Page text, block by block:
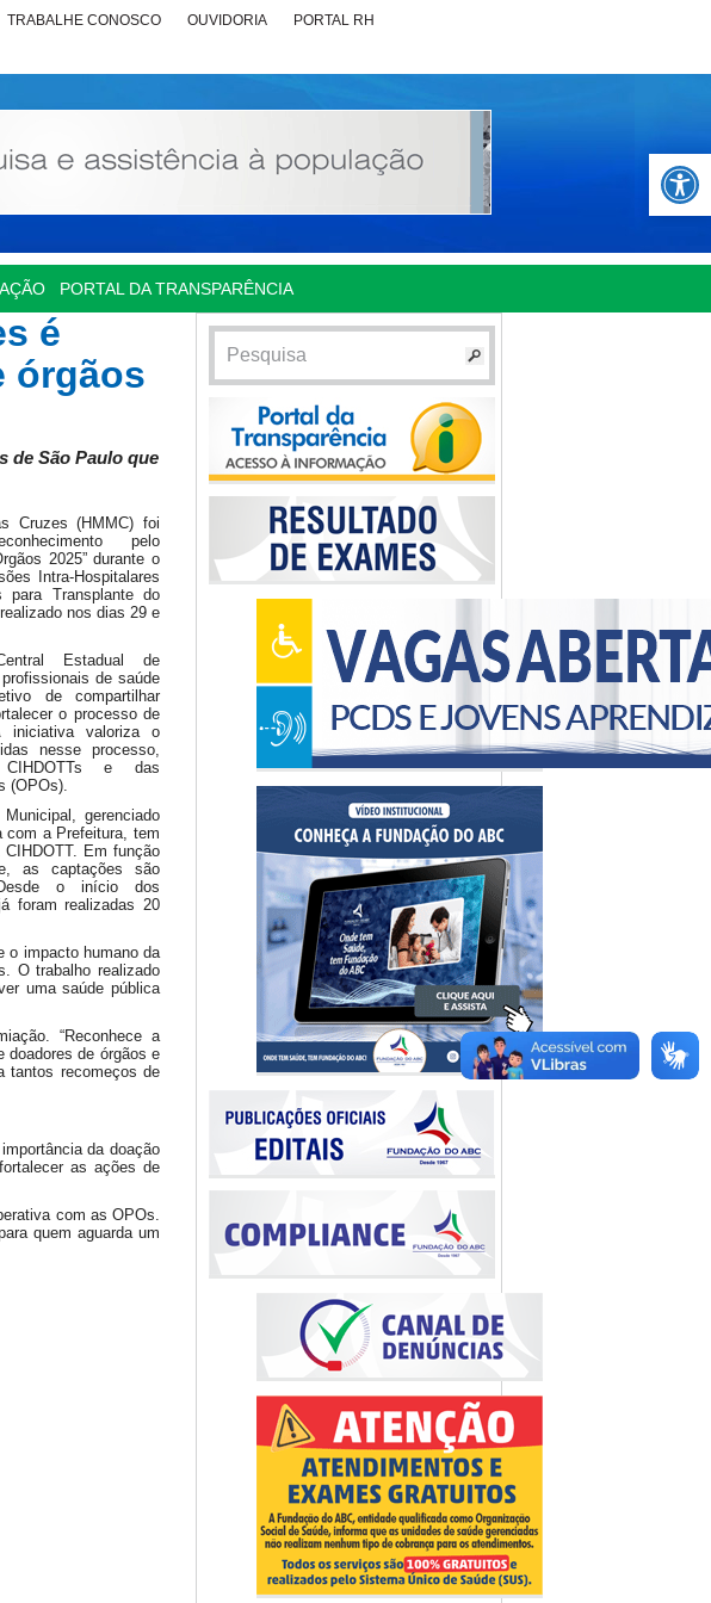
Abrir
TRABALHE CONOSCO OUVIDORIA PORTAL RH
PORTAL DA TRANSPARÊNCIA
é
órgãos
de São Paulo que
Cruzes (HMMC) foi
pelo
2025” durante o
Intra-Hospitalares
Transplante do
nos dias 29 e
Estadual de
de saúde
de compartilhar
o processo de
iniciativa valoriza o
nesse processo,
CIHDOTTs e das
(OPOs).
gerenciado
com a Prefeitura, tem
Em função
as captações são
o início dos
foram realizadas 20
o impacto humano da
O trabalho realizado
uma saúde pública
“Reconhece a
doadores de órgãos e
tantos recomeços de
da doação
as ações de
com as OPOs.
quem aguarda um